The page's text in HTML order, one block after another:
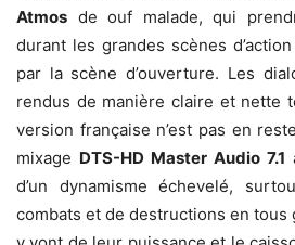
Atmos de ouf malade, qui
durant les grandes scènes
par la scène d’ouverture. Les
rendus de manière claire et nette
version française n’est pas en
mixage DTS-HD Master Audio 7.1
d’un dynamisme échevelé,
combats et de destructions en tous